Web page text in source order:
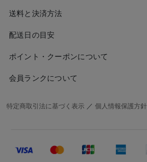
送料と決済方法
配送日の目安
ポイント・クーポンについて
会員ランクについて
特定商取引法に基づく表示 ／個人情報保護方針